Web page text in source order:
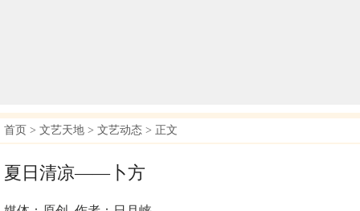
首页 > 文艺天地 > 文艺动态 > 正文
夏日清凉——卜方